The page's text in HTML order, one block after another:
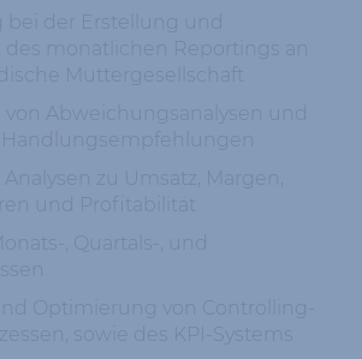
bei der Erstellung und
des monatlichen Reportings an
Muttergesellschaft
Abweichungsanalysen und
Handlungsempfehlungen
zu Umsatz, Margen,
und Profitabilität
, Quartals-, und
Optimierung von Controlling-
sowie des KPI-Systems